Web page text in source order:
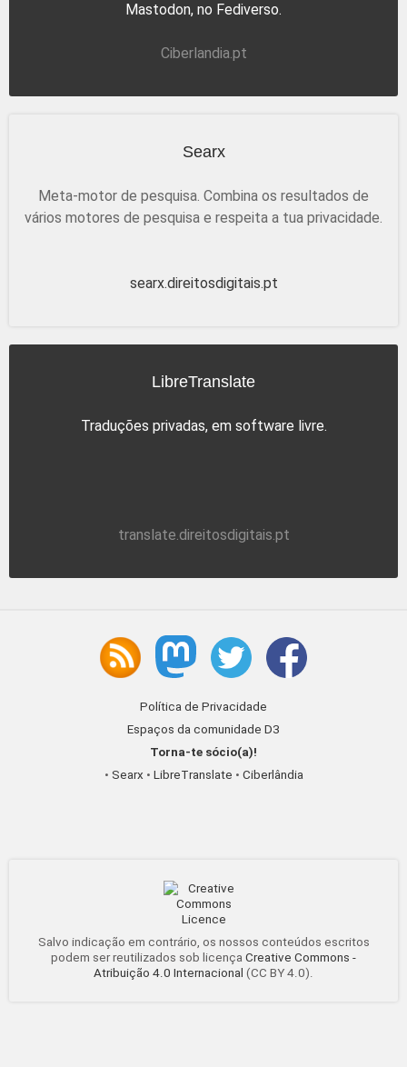
Mastodon, no Fediverso.
Ciberlandia.pt
Searx
Meta-motor de pesquisa. Combina os resultados de
vários motores de pesquisa e respeita a tua privacidade.
searx.direitosdigitais.pt
LibreTranslate
Traduções privadas, em software livre.
translate.direitosdigitais.pt
Política de Privacidade
Espaços da comunidade D3
Torna-te sócio(a)!
• Searx • LibreTranslate • Ciberlândia
Salvo indicação em contrário, os nossos conteúdos escritos
podem ser reutilizados sob licença Creative Commons -
Atribuição 4.0 Internacional (CC BY 4.0).